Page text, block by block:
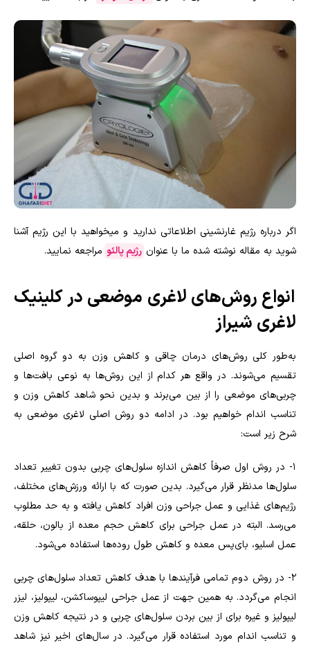
اگر درباره رژیم غارنشینی اطلاعاتی ندارید و میخواهید با این رژیم آشنا
شوید به مقاله نوشته شده ما با عنوان رژیم پالئو مراجعه نمایید.
انواع روش‌های لاغری موضعی در کلینیک
لاغری شیراز
به‌طور کلی روش‌های درمان چاقی و کاهش وزن به دو گروه اصلی
تقسیم می‌شوند. در واقع هر کدام از این روش‌ها به نوعی بافت‌ها و
چربی‌های موضعی را از بین می‌برند و بدین نحو شاهد کاهش وزن و
تناسب اندام خواهیم بود. در ادامه دو روش اصلی لاغری موضعی به
شرح زیر است:
1- در روش اول صرفاً کاهش اندازه سلول‌های چربی بدون تغییر تعداد
سلول‌ها مدنظر قرار می‌گیرد. بدین صورت که با ارائه ورزش‌های مختلف،
رژیم‌های غذایی و عمل جراحی وزن افراد کاهش یافته و به حد مطلوب
می‌رسد. البته در عمل جراحی برای کاهش حجم معده از بالون، حلقه،
عمل اسلیو، بای‌پس معده و کاهش طول روده‌ها استفاده می‌شود.
2- در روش دوم تمامی فرآیندها با هدف کاهش تعداد سلول‌های چربی
انجام می‌گردد. به همین جهت از عمل جراحی لیپوساکشن، لیپولیز، لیزر
لیپولیز و غیره برای از بین بردن سلول‌های چربی و در نتیجه کاهش وزن
و تناسب اندام مورد استفاده قرار می‌گیرد. در سال‌های اخیر نیز شاهد